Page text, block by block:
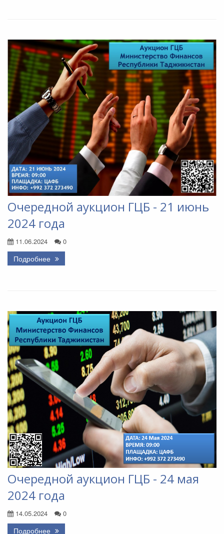
Очередной аукцион ГЦБ - 21 июнь
2024 года
11.06.2024 0
Подробнее
Очередной аукцион ГЦБ - 24 мая
2024 года
14.05.2024 0
Подробнее